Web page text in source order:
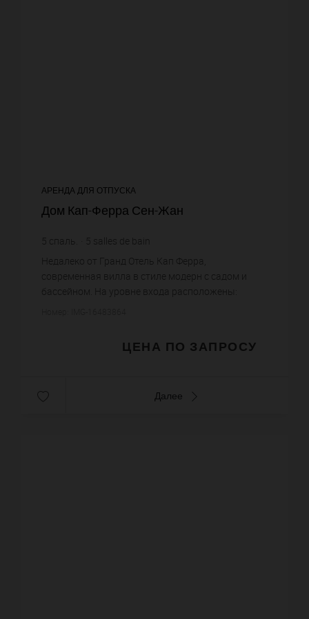
АРЕНДА ДЛЯ ОТПУСКА
Дом Кап-Ферра Сен-Жан
5 спаль. 5 salles de bain
Недалеко от Гранд Отель Кап Ферра,
современная вилла в стиле модерн с садом и
бассейном. На уровне входа расположены:
ЦЕНА ПО ЗАПРОСУ
Далее